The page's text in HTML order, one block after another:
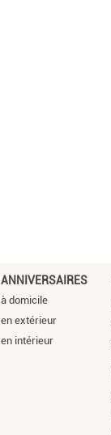
ANNIVERSAIRES
à domicile
en extérieur
en intérieur